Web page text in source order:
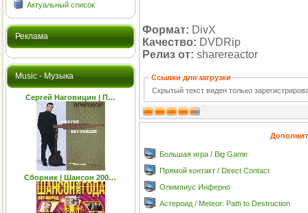
Актуальный список
Реклама
Music - Музыка
Сергей Наговицин | П…
Cборник | Шансон 200…
Формат: DivX
Качество: DVDRip
Релиз от: sharereactor
Ссылки для загрузки
Скрытый текст виден только
Большая игра / Big Game
Прямой контакт / Direct Contact
Олимпиус Инферно
Астероид / Meteor: Path to Destruction